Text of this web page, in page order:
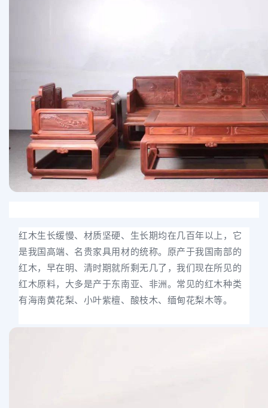
红木生长缓慢、材质坚硬、生长期均在几百年以上，它
是我国高端、名贵家具用材的统称。原产于我国南部的
红木，早在明、清时期就所剩无几了，我们现在所见的
红木原料，大多是产于东南亚、非洲。常见的红木种类
有海南黄花梨、小叶紫檀、酸枝木、缅甸花梨木等。